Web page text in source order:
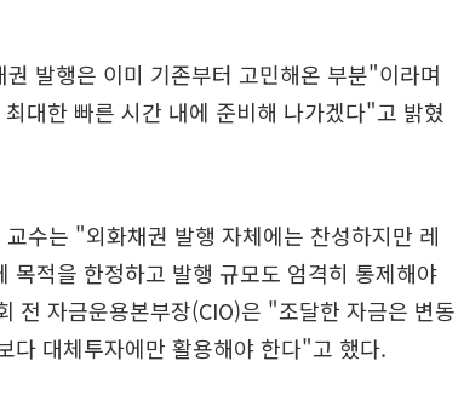
발행은 이미 기존부터 고민해온 부분"이라며
대한 빠른 시간 내에 준비해 나가겠다"고 밝혔
수는 "외화채권 발행 자체에는 찬성하지만 레
목적을 한정하고 발행 규모도 엄격히 통제해야
전 자금운용본부장(CIO)은 "조달한 자금은 변동
다 대체투자에만 활용해야 한다"고 했다.